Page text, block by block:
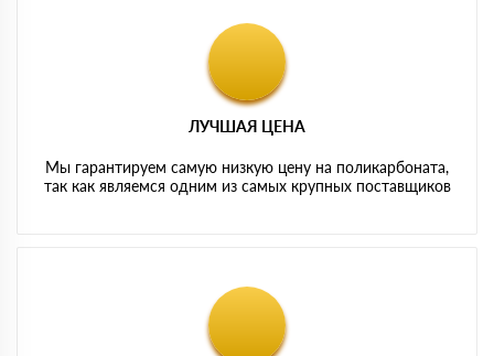
ЛУЧШАЯ ЦЕНА
Мы гарантируем самую низкую цену на поликарбоната,
так как являемся одним из самых крупных поставщиков